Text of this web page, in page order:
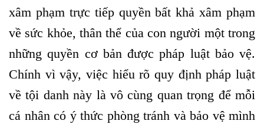
xâm phạm trực tiếp quyền bất khả xâm phạm
về sức khỏe, thân thể của con người một trong
những quyền cơ bản được pháp luật bảo vệ.
Chính vì vậy, việc hiểu rõ quy định pháp luật
về tội danh này là vô cùng quan trọng để mỗi
cá nhân có ý thức phòng tránh và bảo vệ mình